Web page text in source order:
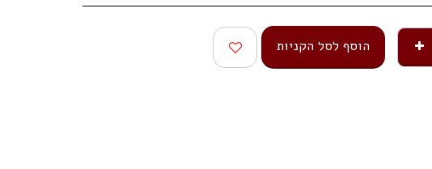
הוסף לסל הקניות